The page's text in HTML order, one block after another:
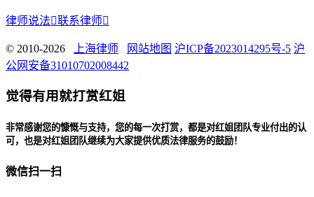
律师说法联系律师
© 2010-2026 上海律师 网站地图 沪ICP备2023014295号-5 沪
公网安备31010702008442
觉得有用就打赏红姐
非常感谢您的慷慨与支持，您的每一次打赏，都是对红姐团队专业付出的认
可，也是对红姐团队继续为大家提供优质法律服务的鼓励！
微信扫一扫